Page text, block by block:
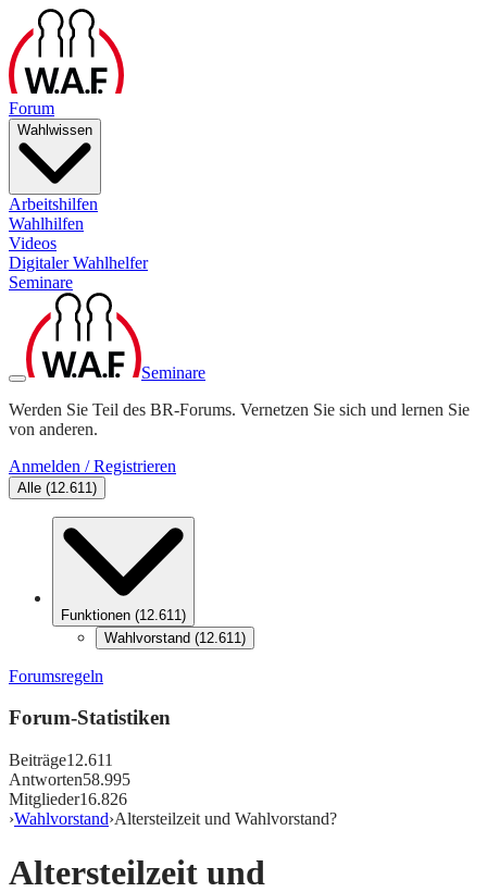
Forum
Wahlwissen
Arbeitshilfen
Wahlhilfen
Videos
Digitaler Wahlhelfer
Seminare
Seminare
Werden Sie Teil des BR-Forums. Vernetzen Sie sich und lernen Sie
von anderen.
Anmelden / Registrieren
Alle (12.611)
Funktionen (12.611)
Wahlvorstand (12.611)
Forumsregeln
Forum-Statistiken
Beiträge12.611
Antworten58.995
Mitglieder16.826
›Wahlvorstand›Altersteilzeit und Wahlvorstand?
Altersteilzeit und